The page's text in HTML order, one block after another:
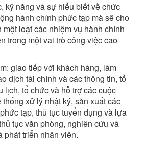
kỹ năng và sự hiểu biết về chức
hành chính phức tạp mà sẽ cho
loạt các nhiệm vụ hành chính
trong một vai trò công việc cao
giao tiếp với khách hàng, làm
dịch tài chính và các thông tin, tổ
lịch, tổ chức và hỗ trợ các cuộc
xử lý nhật ký, sản xuất các
tạp, thủ tục tuyển dụng và lựa
tục văn phòng, nghiên cứu và
phát triển nhân viên.